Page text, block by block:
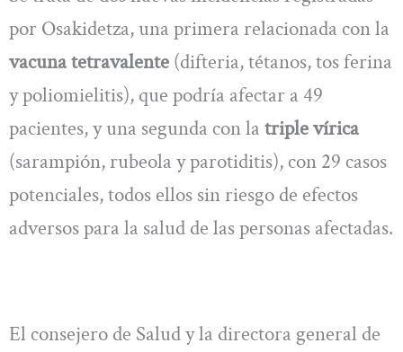
por Osakidetza, una primera relacionada con la
vacuna tetravalente (difteria, tétanos, tos ferina
y poliomielitis), que podría afectar a 49
pacientes, y una segunda con la triple vírica
(sarampión, rubeola y parotiditis), con 29 casos
potenciales, todos ellos sin riesgo de efectos
adversos para la salud de las personas afectadas.
El consejero de Salud y la directora general de